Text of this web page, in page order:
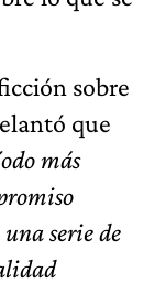
sobre
que
más
serie de